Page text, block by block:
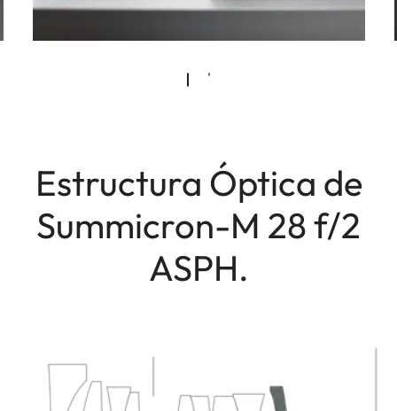
Estructura Óptica de
Summicron-M 28 f/2
ASPH.